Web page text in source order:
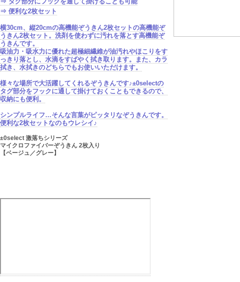
⇒ 便利な2枚セット
横30cm、縦20cmの高機能ぞうきん2枚セットの高機能ぞ
うきん2枚セット。 洗剤を使わずに汚れを落とす高機能ぞ
うきんです。
吸油力・吸水力に優れた超極細繊維が油汚れやほこりをす
っきり落とし、水滴をすばやく拭き取ります。また、 カラ
拭き、水拭きのどちらでもお使いいただけます。
様々な場所で大活躍してくれるぞうきんです♪±0selectの
タグ部分をフックに通して掛けておくこともできるので、
収納にも便利 。
シンプルライフ…そんな言葉がピッタリなぞうきんです。
便利な2枚セットなのもウレシイ♪
±0select 激落ちシリーズ
マイクロファイバーぞうきん 2枚入り
【ベージュ／グレー】